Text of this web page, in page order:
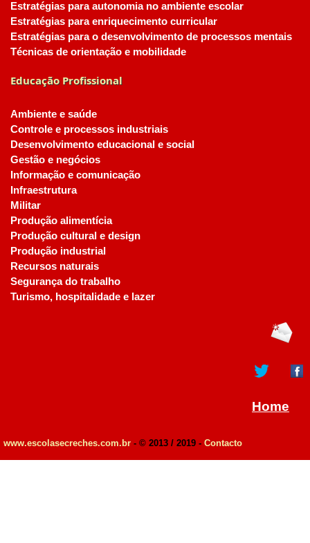
Estratégias para autonomia no ambiente escolar
Estratégias para enriquecimento curricular
Estratégias para o desenvolvimento de processos mentais
Técnicas de orientação e mobilidade
Educação Profissional
Ambiente e saúde
Controle e processos industriais
Desenvolvimento educacional e social
Gestão e negócios
Informação e comunicação
Infraestrutura
Militar
Produção alimentícia
Produção cultural e design
Produção industrial
Recursos naturais
Segurança do trabalho
Turismo, hospitalidade e lazer
Home
www.escolasecreches.com.br - © 2013 / 2019 - Contacto